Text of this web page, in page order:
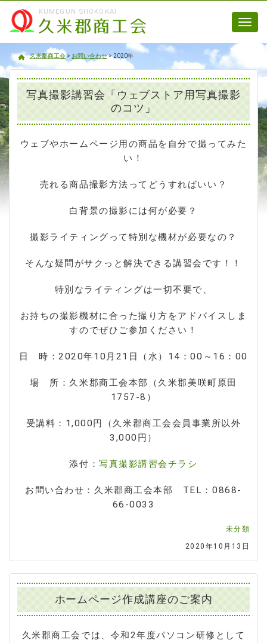
KUMEGUN SHOKOKAI
久米郡商工会
久米郡商工会> お問い合わせ>2020年
写真撮影講習会「ウェブストア用写真撮影
のコツ」
ウェブやホームページ用の商品を自分で撮ってみた
い！
売れる商品撮影方法ってどうすればいい？
白背景の撮影には何が必要？
撮影ライティングって特別な機材が必要なの？
そんな疑問がサクっと解決できる講習会です！！
特別なライティングは一切不要で、
お持ちの撮影機材に合った撮り方をアドバイスしま
すのでぜひご参加ください！
日 時：2020年10月21日（水）14：00～16：00
場 所：久米郡商工会本部（久米郡美咲町原田
1757-8）
受講料：1,000円（久米郡商工会会員事業所以外
3,000円）
添付：写真撮影講習会チラシ
お問い合わせ：久米郡商工会本部 TEL：0868-
66-0033
未分類
2020年10月13日
ホームページ作成講座のご案内
久米郡商工会では、令和2年度パソコン研修として